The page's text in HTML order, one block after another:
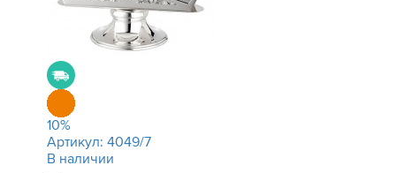
10%
Артикул: 4049/7
В наличии